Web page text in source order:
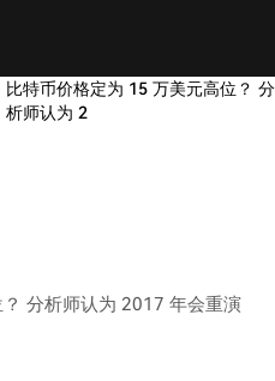
比特币价格定为 15 万美元高位？ 分
析师认为 2
分析师认为 2017 年会重演